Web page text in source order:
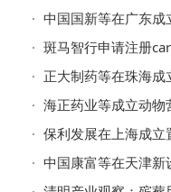
中国国新等在广东
斑马智行申请注册
正大制药等在珠海成
海正药业等成立动物
保利发展在上海成立
中国康富等在天津新